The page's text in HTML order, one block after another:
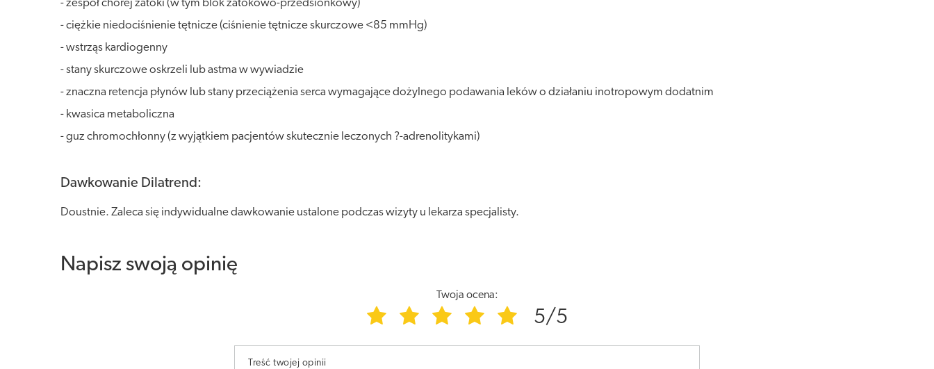
- zespół chorej zatoki (w tym blok zatokowo-przedsionkowy)
- ciężkie niedociśnienie tętnicze (ciśnienie tętnicze skurczowe <85 mmHg)
- wstrząs kardiogenny
- stany skurczowe oskrzeli lub astma w wywiadzie
- znaczna retencja płynów lub stany przeciążenia serca wymagające dożylnego podawania leków o działaniu inotropowym dodatnim
- kwasica metaboliczna
- guz chromochłonny (z wyjątkiem pacjentów skutecznie leczonych ?-adrenolitykami)
Dawkowanie Dilatrend:
Doustnie. Zaleca się indywidualne dawkowanie ustalone podczas wizyty u lekarza specjalisty.
Napisz swoją opinię
Twoja ocena:
5/5
Treść twojej opinii